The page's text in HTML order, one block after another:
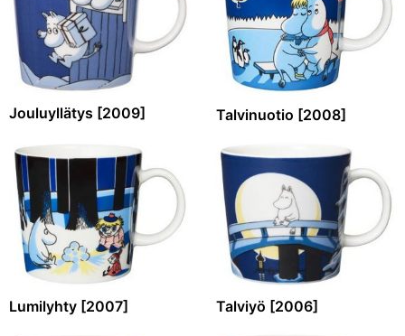
Jouluyllätys [2009] Talvinuotio [2008]
Lumilyhty [2007] Talviyö [2006]